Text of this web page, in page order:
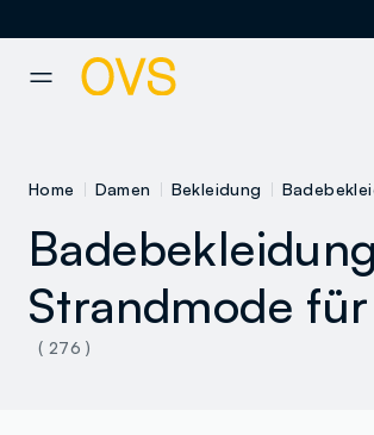
Home Damen Bekleidung
Strandmode
( 276 )